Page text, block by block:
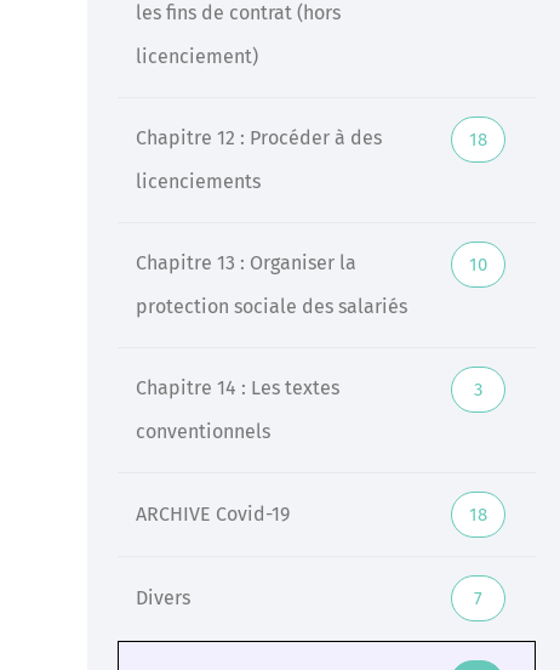
les fins de contrat (hors
licenciement)
Chapitre 12 : Procéder à des
licenciements
18
Chapitre 13 : Organiser la
protection sociale des salariés
10
Chapitre 14 : Les textes
conventionnels
3
ARCHIVE Covid-19 18
Divers 7